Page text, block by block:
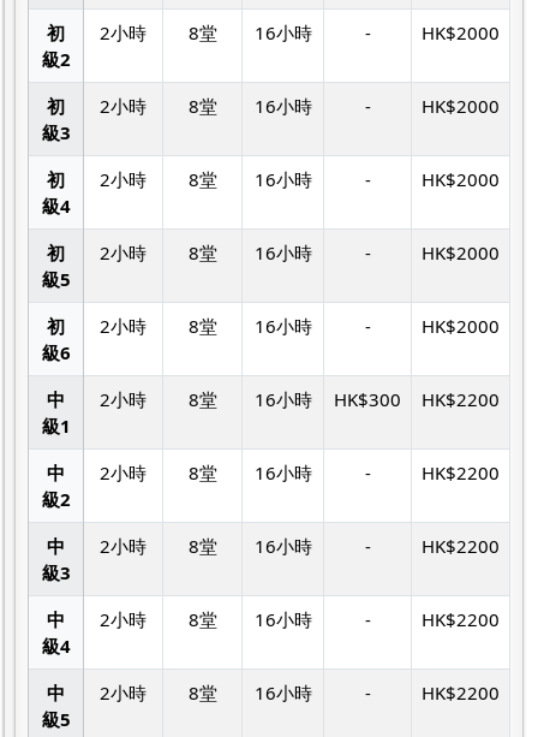
初
級2
2小時 8堂 16小時 - HK$2000
初
級3
2小時 8堂 16小時 - HK$2000
初
級4
2小時 8堂 16小時 - HK$2000
初
級5
2小時 8堂 16小時 - HK$2000
初
級6
2小時 8堂 16小時 - HK$2000
中
級1
2小時 8堂 16小時 HK$300 HK$2200
中
級2
2小時 8堂 16小時 - HK$2200
中
級3
2小時 8堂 16小時 - HK$2200
中
級4
2小時 8堂 16小時 - HK$2200
中
級5
2小時 8堂 16小時 - HK$2200